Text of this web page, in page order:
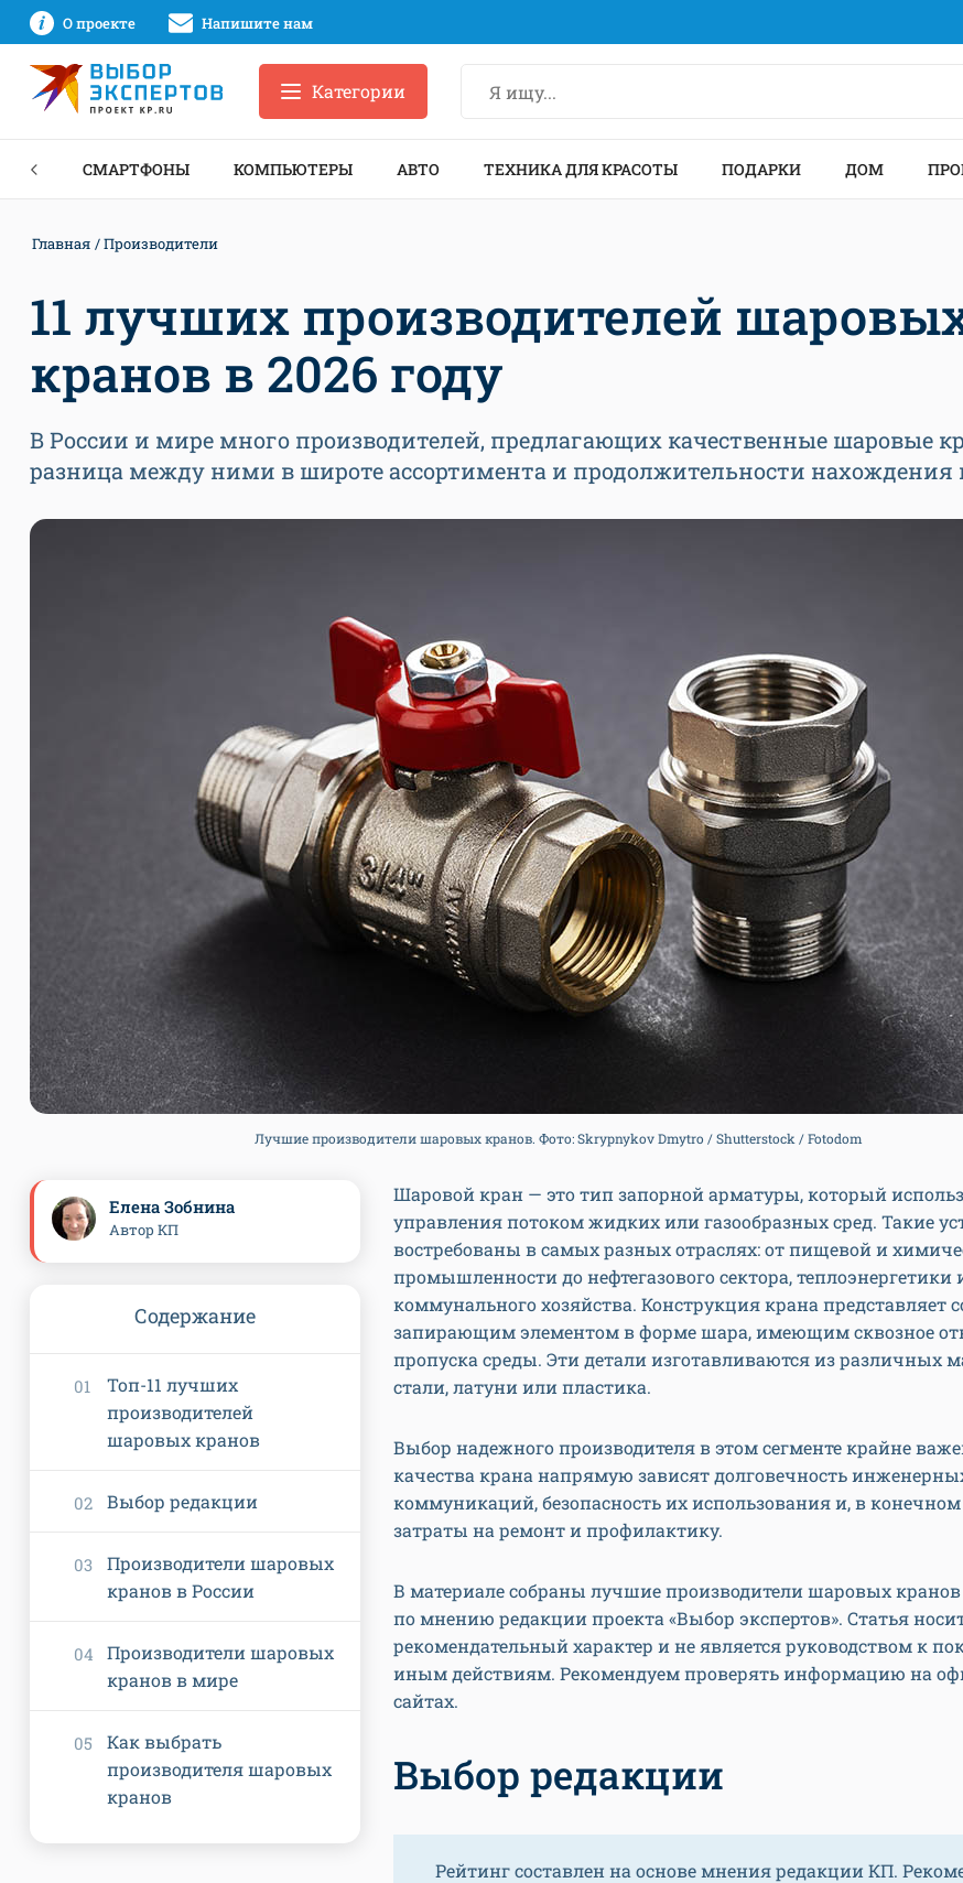
О проекте Напишите нам
Категории
СМАРТФОНЫ КОМПЬЮТЕРЫ АВТО ТЕХНИКА ДЛЯ КРАСОТЫ ПОДАРКИ ДОМ
Главная Производители
11 лучших производителей
кранов в 2026 году
В России и мире много производителей, предлагающих качественные шаровые
разница между ними в широте ассортимента и продолжительности нахождения
Лучшие производители шаровых кранов. Фото: Skrypnykov Dmytro / Shutterstock / Fotodom
Шаровой кран — это тип запорной арматуры, который
управления потоком жидких или газообразных сред. Такие
востребованы в самых разных отраслях: от пищевой и
промышленности до нефтегазового сектора,
коммунального хозяйства. Конструкция крана представляет
запирающим элементом в форме шара, имеющим сквозное
пропуска среды. Эти детали изготавливаются из различных
стали, латуни или пластика.
Выбор надежного производителя в этом сегменте крайне
качества крана напрямую зависят долговечность
коммуникаций, безопасность их использования и, в конечном
затраты на ремонт и профилактику.
В материале собраны лучшие производители шаровых кранов
по мнению редакции проекта «Выбор экспертов». Статья
рекомендательный характер и не является руководством к
иным действиям. Рекомендуем проверять информацию на
сайтах.
Выбор редакции
Рейтинг составлен на основе мнения редакции КП.
Елена Зобнина
Автор КП
Содержание
Топ-11 лучших
производителей
шаровых кранов
Выбор редакции
Производители шаровых
кранов в России
Производители шаровых
кранов в мире
Как выбрать
производителя шаровых
кранов